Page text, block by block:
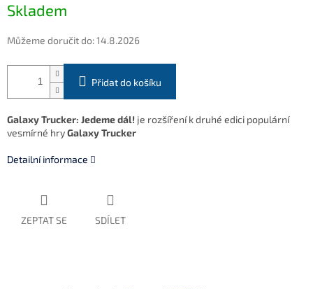
cena:
Skladem
Můžeme doručit do:14.8.2026
Přidat do košíku
Galaxy Trucker: Jedeme dál! je rozšíření k druhé edici populární
vesmírné hryGalaxy Trucker
Detailní informace
ZEPTAT SE SDÍLET